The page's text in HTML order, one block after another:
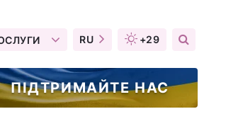
RU +29
ПІДТРИМАЙТЕ НАС